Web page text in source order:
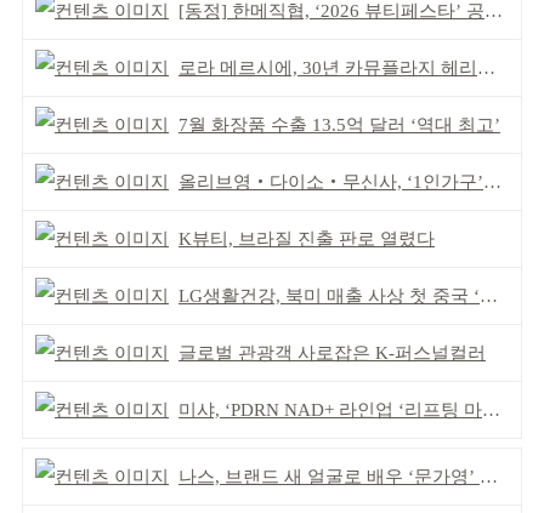
[동정] 한메직협, ‘2026 뷰티페스타’ 공동 주최
로라 메르시에, 30년 카뮤플라지 헤리티지 담아
7월 화장품 수출 13.5억 달러 ‘역대 최고’
올리브영‧다이소‧무신사, ‘1인가구’가 이끈다
K뷰티, 브라질 진출 판로 열렸다
LG생활건강, 북미 매출 사상 첫 중국 ‘추월’
글로벌 관광객 사로잡은 K-퍼스널컬러
미샤, ‘PDRN NAD+ 라인업 ‘리프팅 마스크’ 출시
나스, 브랜드 새 얼굴로 배우 ‘문가영’ 발탁